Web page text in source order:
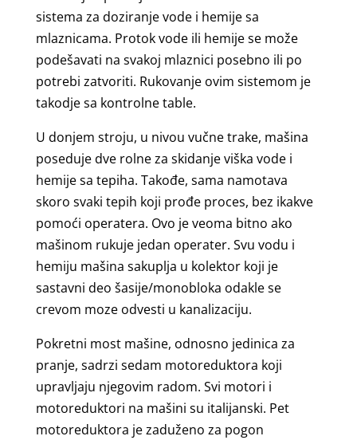
sistema za doziranje vode i hemije sa
mlaznicama. Protok vode ili hemije se može
podešavati na svakoj mlaznici posebno ili po
potrebi zatvoriti. Rukovanje ovim sistemom je
takodje sa kontrolne table.
U donjem stroju, u nivou vučne trake, mašina
poseduje dve rolne za skidanje viška vode i
hemije sa tepiha. Takođe, sama namotava
skoro svaki tepih koji prođe proces, bez ikakve
pomoći operatera. Ovo je veoma bitno ako
mašinom rukuje jedan operater. Svu vodu i
hemiju mašina sakuplja u kolektor koji je
sastavni deo šasije/monobloka odakle se
crevom moze odvesti u kanalizaciju.
Pokretni most mašine, odnosno jedinica za
pranje, sadrzi sedam motoreduktora koji
upravljaju njegovim radom. Svi motori i
motoreduktori na mašini su italijanski. Pet
motoreduktora je zaduženo za pogon